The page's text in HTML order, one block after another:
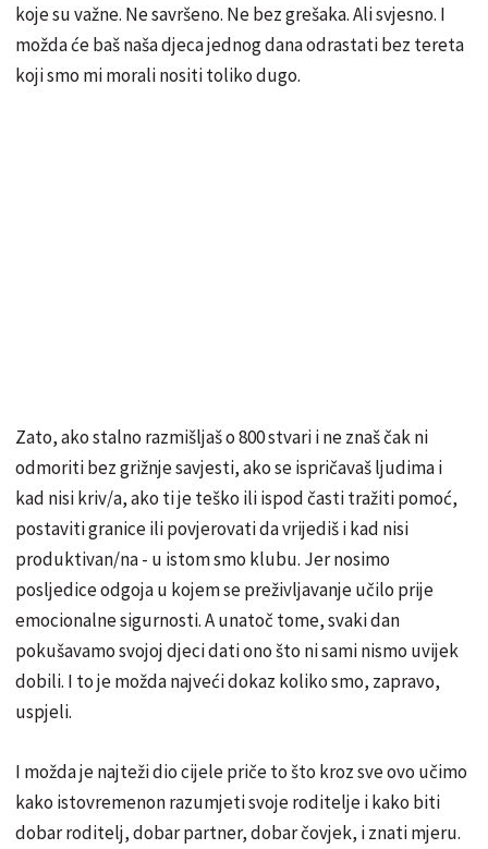
koje su važne. Ne savršeno. Ne bez grešaka. Ali svjesno. I
možda će baš naša djeca jednog dana odrastati bez tereta
koji smo mi morali nositi toliko dugo.
Zato, ako stalno razmišljaš o 800 stvari i ne znaš čak ni
odmoriti bez grižnje savjesti, ako se ispričavaš ljudima i
kad nisi kriv/a, ako ti je teško ili ispod časti tražiti pomoć,
postaviti granice ili povjerovati da vrijediš i kad nisi
produktivan/na - u istom smo klubu. Jer nosimo
posljedice odgoja u kojem se preživljavanje učilo prije
emocionalne sigurnosti. A unatoč tome, svaki dan
pokušavamo svojoj djeci dati ono što ni sami nismo uvijek
dobili. I to je možda najveći dokaz koliko smo, zapravo,
uspjeli.
I možda je najteži dio cijele priče to što kroz sve ovo učimo
kako istovremenon razumjeti svoje roditelje i kako biti
dobar roditelj, dobar partner, dobar čovjek, i znati mjeru.